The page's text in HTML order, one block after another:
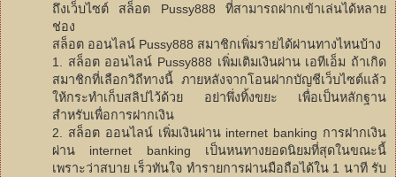
ถึงเว็บไซต์ สล็อต Pussy888 ที่สามารถฝากเข้าเล่นได้หลาย
ช่อง
สล็อต ออนไลน์ Pussy888 สมาชิกเพิ่มรายได้ผ่านทางไหนบ้าง
1. สล็อต ออนไลน์ Pussy888 เพิ่มเติมเงินผ่าน เอทีเอ็ม ถ้าเกิด
สมาชิกที่เลือกวิถีทางนี้ ภายหลังจากโอนฝากบัญชีเว็บไซต์แล้ว
ให้กระทำเก็บสลิปไว้ด้วย อย่าพึ่งทิ้งขยะ เพื่อเป็นหลักฐาน
สำหรับเพื่อการฝากเงิน
2. สล็อต ออนไลน์ เพิ่มเงินผ่าน internet banking การฝากเงิน
ผ่าน internet banking เป็นหนทางยอดนิยมที่สุดในขณะนี้
เพราะว่าสบาย เร็วทันใจ ทำรายการผ่านมือถือได้ใน 1 นาที รับ